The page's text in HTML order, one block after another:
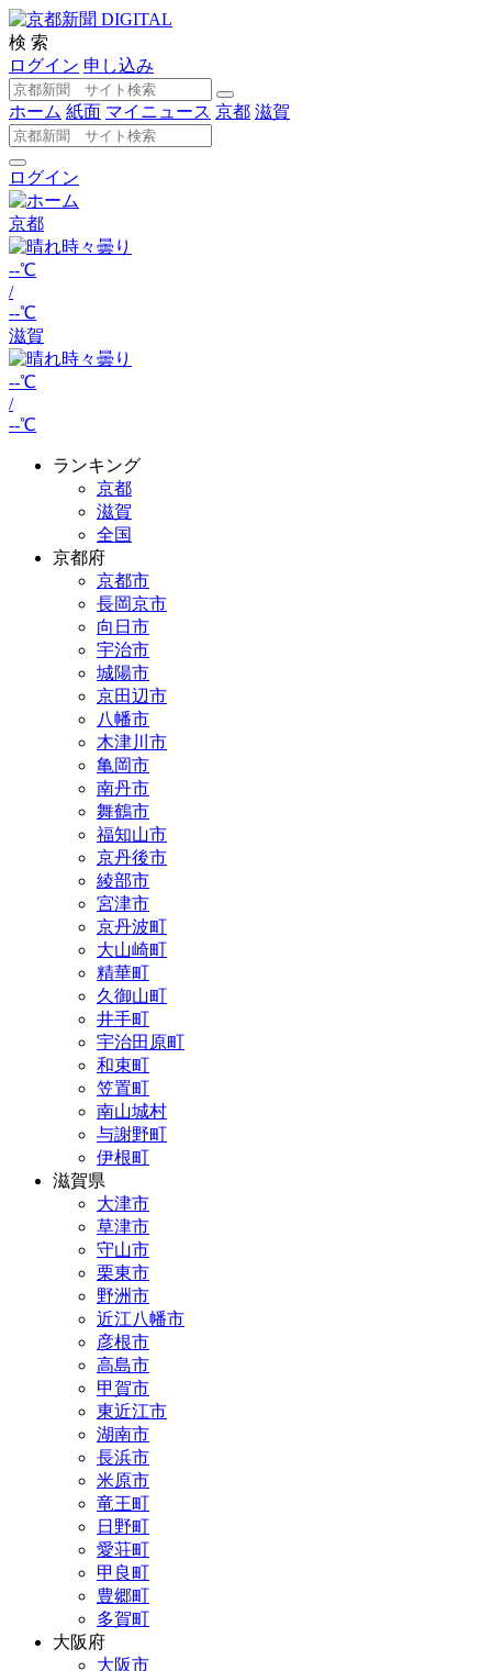
検 索
ログイン 申し込み
ホーム 紙面 マイニュース 京都 滋賀
ログイン
京都
--℃
/
--℃
滋賀
--℃
/
--℃
ランキング
京都
滋賀
全国
京都府
京都市
長岡京市
向日市
宇治市
城陽市
京田辺市
八幡市
木津川市
亀岡市
南丹市
舞鶴市
福知山市
京丹後市
綾部市
宮津市
京丹波町
大山崎町
精華町
久御山町
井手町
宇治田原町
和束町
笠置町
南山城村
与謝野町
伊根町
滋賀県
大津市
草津市
守山市
栗東市
野洲市
近江八幡市
彦根市
高島市
甲賀市
東近江市
湖南市
長浜市
米原市
竜王町
日野町
愛荘町
甲良町
豊郷町
多賀町
大阪府
大阪市